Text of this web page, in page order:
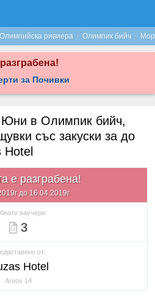
Олимпийска ривиера · Олимпик бийч ·
за Почивки
в Олимпик бийч,
със закуски за до
Hotel
е разграбена!
до 16.04.2019г
ваучери:
3
от:
Hotel
Areos 14